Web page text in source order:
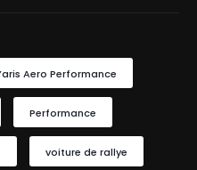
Aero Performance
Performance
voiture de rallye